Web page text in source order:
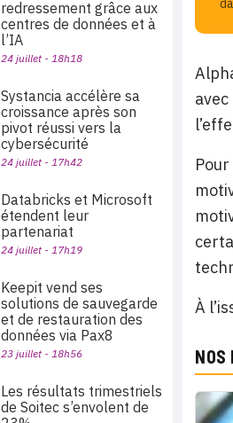
À
NOS
redressement grâce aux
centres de données et à
l’IA
24 juillet - 18h18
Systancia accélère sa
croissance après son
pivot réussi vers la
cybersécurité
24 juillet - 17h42
Databricks et Microsoft
étendent leur
partenariat
24 juillet - 17h19
Keepit vend ses
solutions de sauvegarde
et de restauration des
données via Pax8
23 juillet - 18h56
Les résultats trimestriels
de Soitec s’envolent de